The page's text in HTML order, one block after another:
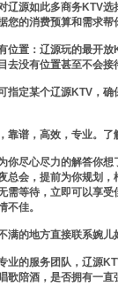
辽源如此多商务KTV
您的消费预算和需求
位置：辽源玩的最开
去没有位置甚至不会接
指定某个辽源KTV，
靠谱，高效，专业。
你尽心尽力的解答你
总会，提前为你规划
需等待，立即可以享
不佳。
满的地方直接联系婉
业的服务团队，辽源
歌陪酒，是否拥有一